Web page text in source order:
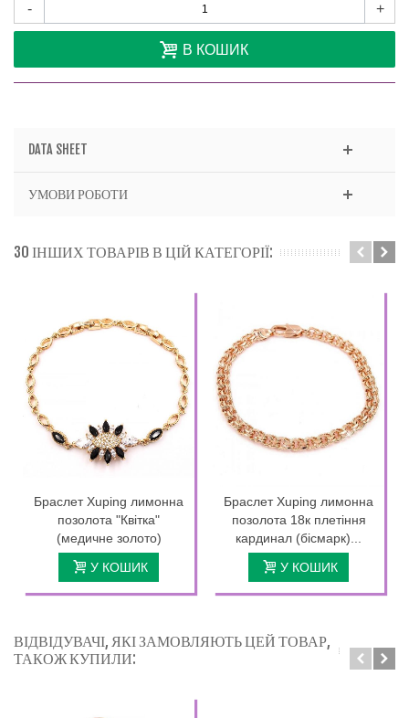
- +
В КОШИК
DATA SHEET
УМОВИ РОБОТИ
30 ІНШИХ ТОВАРІВ В ЦІЙ КАТЕГОРІЇ:
Браслет Xuping лимонна
позолота "Квітка"
(медичне золото)
У КОШИК
Браслет Xuping лимонна
позолота 18к плетіння
кардинал (бісмарк)...
У КОШИК
ВІДВІДУВАЧІ, ЯКІ ЗАМОВЛЯЮТЬ ЦЕЙ ТОВАР,
ТАКОЖ КУПИЛИ: